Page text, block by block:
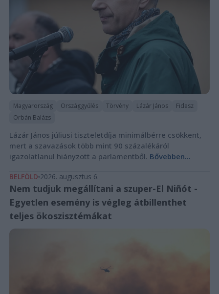
Magyarország Országgyűlés Törvény Lázár János
Fidesz
Orbán Balázs
Lázár János júliusi tiszteletdíja minimálbérre csökkent,
mert a szavazások több mint 90 százalékáról
igazolatlanul hiányzott a parlamentből. Bővebben...
BELFÖLD 2026. augusztus 6.
Nem tudjuk megállítani a szuper-El Niñót -
Egyetlen esemény is végleg átbillenthet
teljes ökoszisztémákat